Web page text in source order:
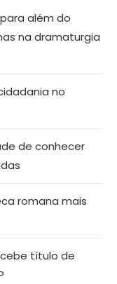
além do
na dramaturgia
no
de conhecer
romana mais
título de